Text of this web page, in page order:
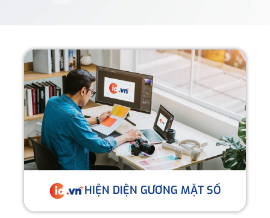
HIỆN DIỆN GƯƠNG MẶT SỐ